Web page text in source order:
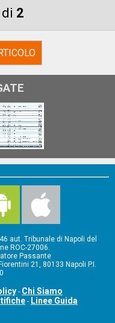
di 2
aut. Tribunale di Napoli del
ROC-27006.
Passante
21, 80133 Napoli P.I.
- Chi Siamo
- Linee Guida